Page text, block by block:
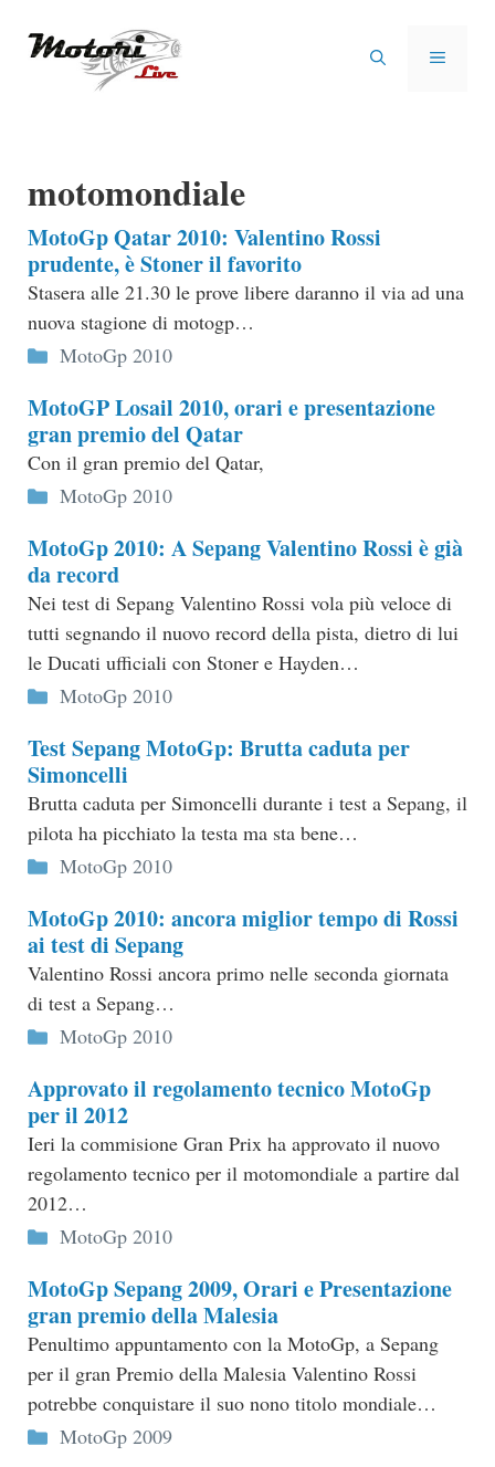
MENU
motomondiale
MotoGp Qatar 2010: Valentino Rossi
prudente, è Stoner il favorito
Stasera alle 21.30 le prove libere daranno il via ad una
nuova stagione di motogp…
Categorie
MotoGp 2010
MotoGP Losail 2010, orari e presentazione
gran premio del Qatar
Con il gran premio del Qatar,
Categorie
MotoGp 2010
MotoGp 2010: A Sepang Valentino Rossi è già
da record
Nei test di Sepang Valentino Rossi vola più veloce di
tutti segnando il nuovo record della pista, dietro di lui
le Ducati ufficiali con Stoner e Hayden…
Categorie
MotoGp 2010
Test Sepang MotoGp: Brutta caduta per
Simoncelli
Brutta caduta per Simoncelli durante i test a Sepang, il
pilota ha picchiato la testa ma sta bene…
Categorie
MotoGp 2010
MotoGp 2010: ancora miglior tempo di Rossi
ai test di Sepang
Valentino Rossi ancora primo nelle seconda giornata
di test a Sepang…
Categorie
MotoGp 2010
Approvato il regolamento tecnico MotoGp
per il 2012
Ieri la commisione Gran Prix ha approvato il nuovo
regolamento tecnico per il motomondiale a partire dal
2012…
Categorie
MotoGp 2010
MotoGp Sepang 2009, Orari e Presentazione
gran premio della Malesia
Penultimo appuntamento con la MotoGp, a Sepang
per il gran Premio della Malesia Valentino Rossi
potrebbe conquistare il suo nono titolo mondiale…
Categorie
MotoGp 2009